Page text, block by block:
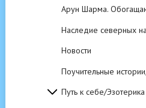
Арун Шарма.
Наследие северных
Новости
Поучительные
Путь к себе/Эзотерика